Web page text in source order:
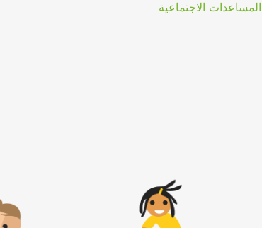
المساعدات الاجتماعية